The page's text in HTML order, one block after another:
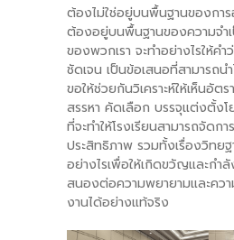
ต้องไม่ใช่อยู่บนพื้นฐานของกา
ต้องอยู่บนพื้นฐานของความจำ
ของพวกเรา จะทำอย่างไรให้ค
ชัดเจน เป็นข้อเสนอที่สามารถน
ขอให้ช่วยกันวิเคราะห์ให้เห็นอัตร
สรรหา คัดเลือก บรรจุแต่งตั้งโ
ที่จะทำให้โรงเรียนสามารถจัดก
ประสิทธิภาพ รวมทั้งเรื่องวิทยฐ
อย่างไรเพื่อให้เกิดขวัญและกำ
สนองต่อความพยายามและคว
งานได้อย่างแท้จริง